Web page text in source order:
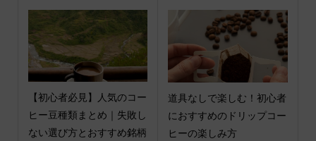
【初心者必見】人気のコー
ヒー豆種類まとめ｜失敗し
ない選び方とおすすめ銘柄
道具なしで楽しむ！初心者
におすすめのドリップコー
ヒーの楽しみ方